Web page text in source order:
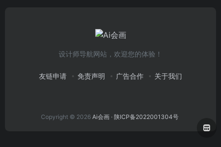
设计师导航网站，欢迎您的体验！
友链申请 免责声明 广告合作 关于我们
Copyright © 2026 Ai会画 · 陕ICP备2022001304号